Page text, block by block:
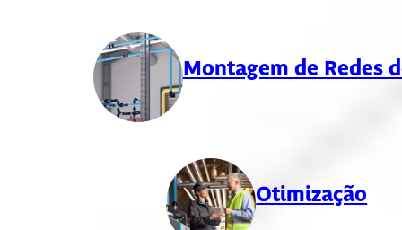
Montagem de Redes
Otimização